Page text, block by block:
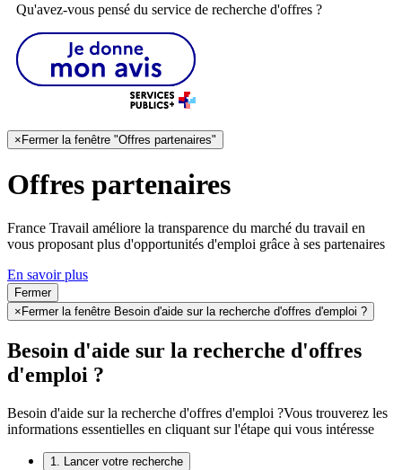
Qu'avez-vous pensé du service de recherche d'offres ?
×Fermer la fenêtre "Offres partenaires"
Offres partenaires
France Travail améliore la transparence du marché du travail en
vous proposant plus d'opportunités d'emploi grâce à ses partenaires
En savoir plus
Fermer
× Fermer la fenêtre Besoin d'aide sur la recherche d'offres d'emploi ?
Besoin d'aide sur la recherche d'offres
d'emploi ?
Besoin d'aide sur la recherche d'offres d'emploi ?Vous trouverez les
informations essentielles en cliquant sur l'étape qui vous intéresse
1. Lancer votre recherche